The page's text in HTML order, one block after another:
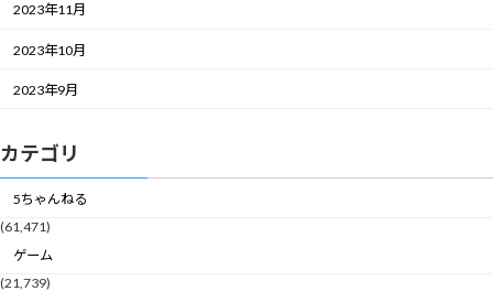
2023年11月
2023年10月
2023年9月
カテゴリ
5ちゃんねる
(61,471)
ゲーム
(21,739)